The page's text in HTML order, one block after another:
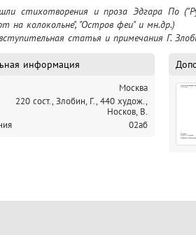
стихотворения и проза Эдгара По
на колокольне", "Остров феи" и мн.др.)
статья и примечания Г.
информация
Москва
220 сост., Злобин, Г., 440 худож.,
Носков, В.
02аб